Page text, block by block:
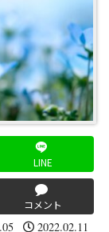
LINE
コメント
2022.02.11